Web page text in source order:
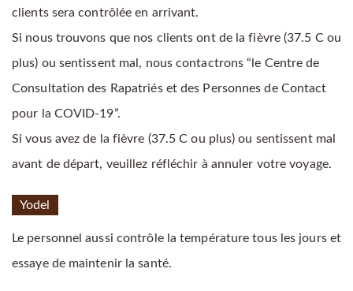
clients sera contrôlée en arrivant.
Si nous trouvons que nos clients ont de la fièvre (37.5 C ou
plus) ou sentissent mal, nous contactrons “le Centre de
Consultation des Rapatriés et des Personnes de Contact
pour la COVID-19”.
Si vous avez de la fièvre (37.5 C ou plus) ou sentissent mal
avant de départ, veuillez réfléchir à annuler votre voyage.
Yodel
Le personnel aussi contrôle la température tous les jours et
essaye de maintenir la santé.